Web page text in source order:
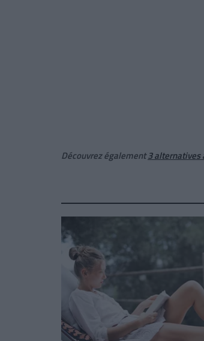
Découvrez également3 alternatives